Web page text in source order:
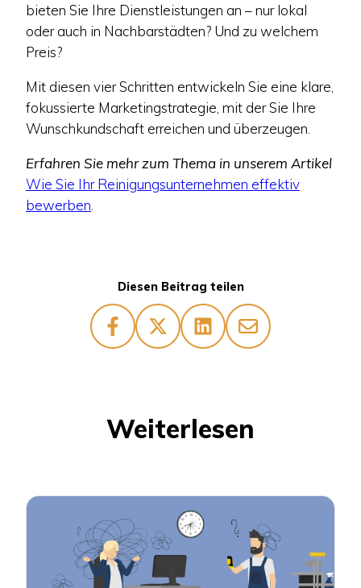
bieten Sie Ihre Dienstleistungen an – nur lokal
oder auch in Nachbarstädten? Und zu welchem
Preis?
Mit diesen vier Schritten entwickeln Sie eine klare,
fokussierte Marketingstrategie, mit der Sie Ihre
Wunschkundschaft erreichen und überzeugen.
Erfahren Sie mehr zum Thema in unserem Artikel
Wie Sie Ihr Reinigungsunternehmen effektiv
bewerben
Diesen Beitrag teilen
Weiterlesen